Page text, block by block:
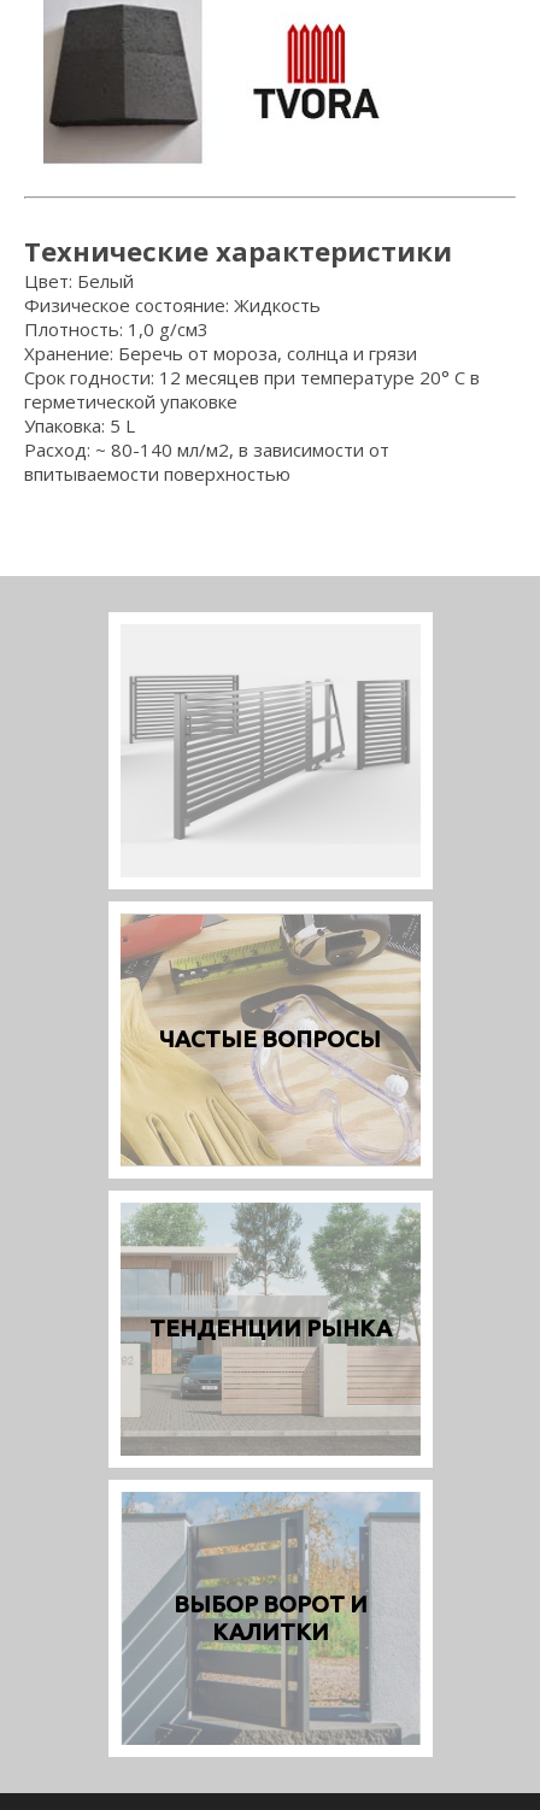
Tехнические характеристики
Цвет: Белый
Физическое состояние: Жидкость
Плотность: 1,0 g/см3
Хранение: Беречь от мороза, солнца и грязи
Срок годности: 12 месяцев при температуре 20° C в
герметической упаковке
Упаковка: 5 L
Расход: ~ 80-140 мл/м2, в зависимости от
впитываемости поверхностью
ЧАСТЫЕ ВОПРОСЫ
ТЕНДЕНЦИИ РЫНКА
ВЫБОР ВОРОТ И
КАЛИТКИ